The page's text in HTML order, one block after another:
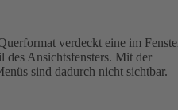
verdeckt eine im
des Ansichtsfensters. Mit der
sind dadurch nicht sichtbar.